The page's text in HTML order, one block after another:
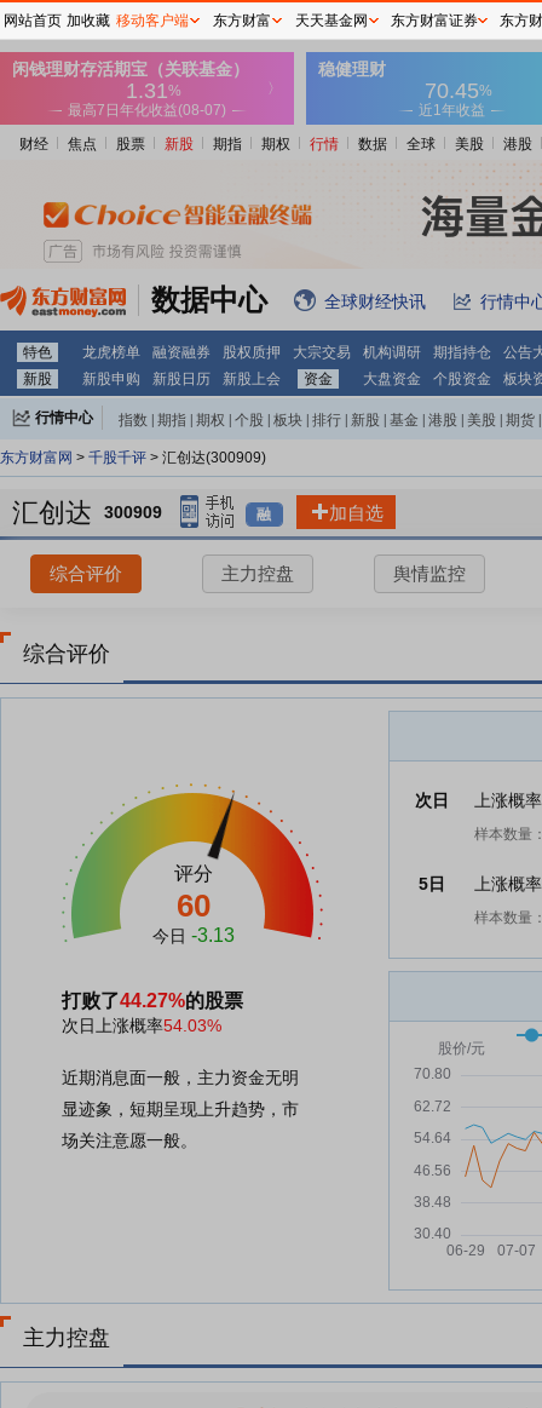
财经 焦点 股票 新股 期指 期权 行情 数据 全球 美股 港股
数据中心 全球财经快讯 行情中
特色 龙虎榜单 融资融券 股权质押 大宗交易 机构调研 期指持仓
公告
新股
新股申购 新股日历 新股上会 资金 大盘资金 个股资金 板块
行情中心 指数 期指 期权 个股 板块 排行 新股 基金 港股 美股 期货
东方财富网 > 千股千评 > 汇创达(300909)
汇创达 300909 融 加自选
综合评价 主力控盘 舆情监控
综合评价
评分
60
今日 -3.13
打败了44.27%的股票
次日上涨概率54.03%
近期消息面一般，主力资金无明
显迹象，短期呈现上升趋势，市
场关注意愿一般。
次日 上涨概
样本数量
5日 上涨概
样本数量
主力控盘
网站首页 加收藏 移动客户端 东方财富 天天基金网 东方财富证券 东方